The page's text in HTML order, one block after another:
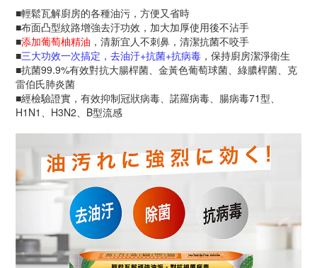
■輕鬆瓦解廚房的各種油污，方便又省時
■布面凸型紋路增強去汙功效，加大加厚使用後不沾手
■添加葡萄柚精油 ，清新宜人不刺鼻，清潔抗菌不咬手
■三大功效一次搞定，去油汙+抗菌+抗病毒 ，保持廚房潔淨衛生
■抗菌99.9%有效對抗大腸桿菌、金黃色葡萄球菌、綠膿桿菌、克
雷伯氏肺炎菌
■經檢驗證實，有效抑制冠狀病毒、諾羅病毒、腸病毒71型、
H1N1、H3N2、B型流感